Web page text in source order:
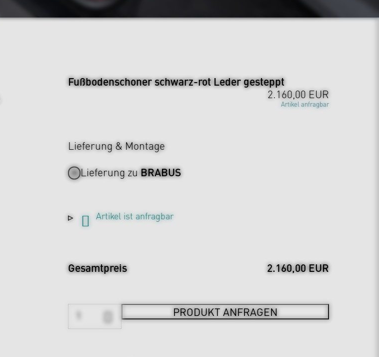
Fußbodenschoner schwarz-rot Leder gesteppt
2.160,00 EUR
Artikel anfragbar
Lieferung & Montage
Lieferung zuBRABUS
Artikel ist anfragbar
Gesamtpreis 2.160,00 EUR
PRODUKT ANFRAGEN